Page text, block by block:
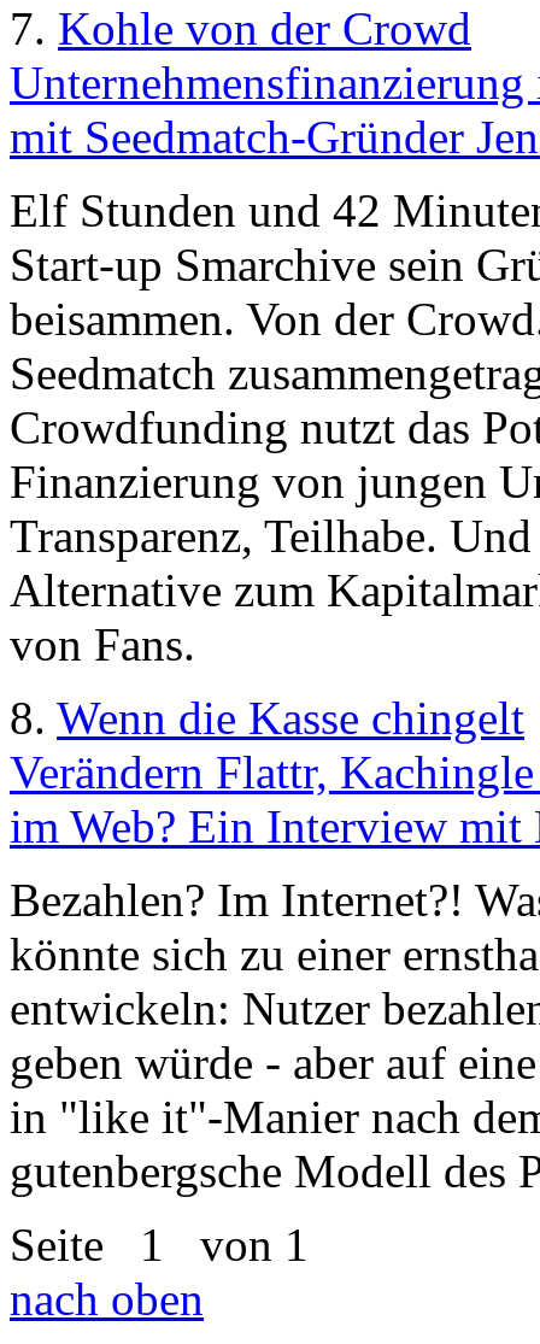
7. Kohle von der Crowd
mit Seedmatch-Gründer
Elf Stunden und 42
Start-up Smarchive sein
beisammen. Von der
Seedmatch
Crowdfunding nutzt das
Finanzierung von jungen
Transparenz, Teilhabe.
Alternative zum
von Fans.
8. Wenn die Kasse chingelt
Verändern Flattr,
im Web? Ein Interview mit
Bezahlen? Im Internet?!
könnte sich zu einer
entwickeln: Nutzer
geben würde - aber auf
in "like it"-Manier nach
gutenbergsche Modell des
Seite 1 von 1
nach oben